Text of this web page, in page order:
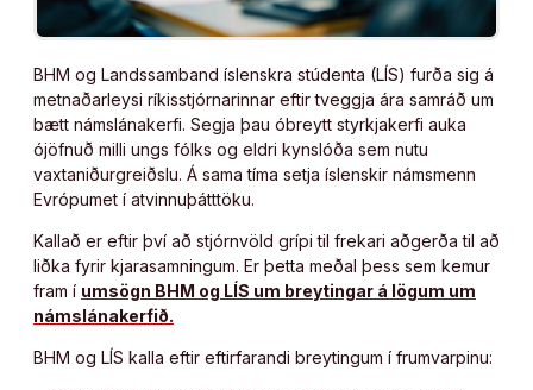
BHM og Landssamband íslenskra stúdenta (LÍS) furða sig á
metnaðarleysi ríkisstjórnarinnar eftir tveggja ára samráð um
bætt námslánakerfi. Segja þau óbreytt styrkjakerfi auka
ójöfnuð milli ungs fólks og eldri kynslóða sem nutu
vaxtaniðurgreiðslu. Á sama tíma setja íslenskir námsmenn
Evrópumet í atvinnuþátttöku.
Kallað er eftir því að stjórnvöld grípi til frekari aðgerða til að
liðka fyrir kjarasamningum. Er þetta meðal þess sem kemur
fram í umsögn BHM og LÍS um breytingar á lögum um
námslánakerfið.
BHM og LÍS kalla eftir eftirfarandi breytingum í frumvarpinu: